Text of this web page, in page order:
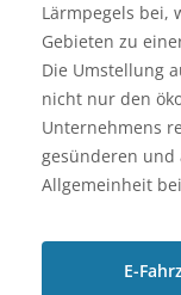
Lärmpegels bei,
Gebieten zu
Die Umstellung
nicht nur den
Unternehmens
gesünderen und
Allgemeinheit
E-